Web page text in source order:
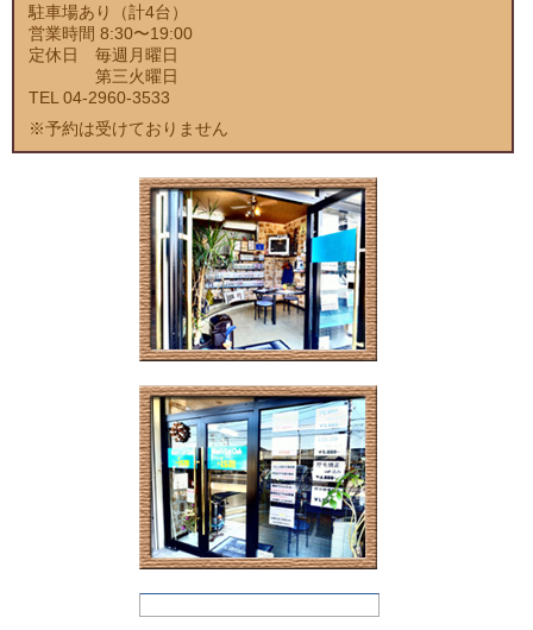
駐車場あり（計4台）
営業時間 8:30〜19:00
定休日 毎週月曜日
第三火曜日
TEL 04-2960-3533
※予約は受けておりません